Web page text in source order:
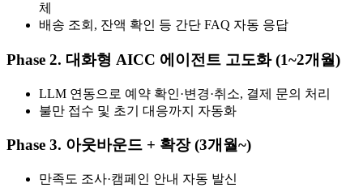
체
배송 조회, 잔액 확인 등 간단 FAQ 자동 응답
Phase 2. 대화형 AICC 에이전트 고도화 (1~2개월)
LLM 연동으로 예약 확인·변경·취소, 결제 문의 처리
불만 접수 및 초기 대응까지 자동화
Phase 3. 아웃바운드 + 확장 (3개월~)
만족도 조사·캠페인 안내 자동 발신